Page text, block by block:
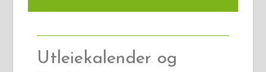
Utleiekalender og